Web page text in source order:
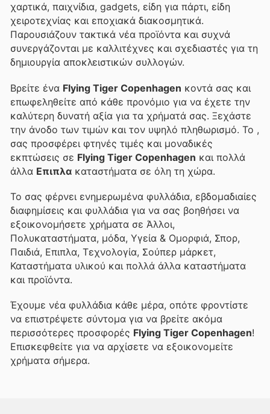
χαρτικά, παιχνίδια, gadgets, είδη για πάρτι, είδη
χειροτεχνίας και εποχιακά διακοσμητικά.
Παρουσιάζουν τακτικά νέα προϊόντα και συχνά
συνεργάζονται με καλλιτέχνες και σχεδιαστές για τη
δημιουργία αποκλειστικών συλλογών.
Βρείτε ένα Flying Tiger Copenhagen κοντά σας και
επωφεληθείτε από κάθε προνόμιο για να έχετε την
καλύτερη δυνατή αξία για τα χρήματά σας. Ξεχάστε
την άνοδο των τιμών και τον υψηλό πληθωρισμό. Το ,
σας προσφέρει φτηνές τιμές και μοναδικές
εκπτώσεις σε Flying Tiger Copenhagen και πολλά
άλλα Επιπλα καταστήματα σε όλη τη χώρα.
Το σας φέρνει ενημερωμένα φυλλάδια, εβδομαδιαίες
διαφημίσεις και φυλλάδια για να σας βοηθήσει να
εξοικονομήσετε χρήματα σε Άλλοι,
Πολυκαταστήματα, μόδα, Υγεία & Ομορφιά, Σπορ,
Παιδιά, Επιπλα, Τεχνολογία, Σούπερ μάρκετ,
Καταστήματα υλικού και πολλά άλλα καταστήματα
και προϊόντα.
Έχουμε νέα φυλλάδια κάθε μέρα, οπότε φροντίστε
να επιστρέψετε σύντομα για να βρείτε ακόμα
περισσότερες προσφορές Flying Tiger Copenhagen!
Επισκεφθείτε για να αρχίσετε να εξοικονομείτε
χρήματα σήμερα.